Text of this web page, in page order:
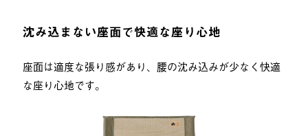
沈み込まない座面で快適な座り心地
座面は適度な張り感があり、腰の沈み込みが少なく快適
な座り心地です。